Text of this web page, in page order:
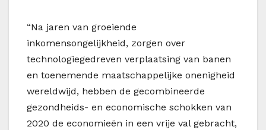
“Na jaren van groeiende
inkomensongelijkheid, zorgen over
technologiegedreven verplaatsing van banen
en toenemende maatschappelijke onenigheid
wereldwijd, hebben de gecombineerde
gezondheids- en economische schokken van
2020 de economieën in een vrije val gebracht,